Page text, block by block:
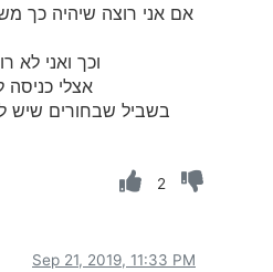
אם אני רוצה שיהיה כך
וכך ואני לא
אצלי כניסה לסייפר
בשביל שבחורים שיש
2
Sep 21, 2019, 11:33 PM